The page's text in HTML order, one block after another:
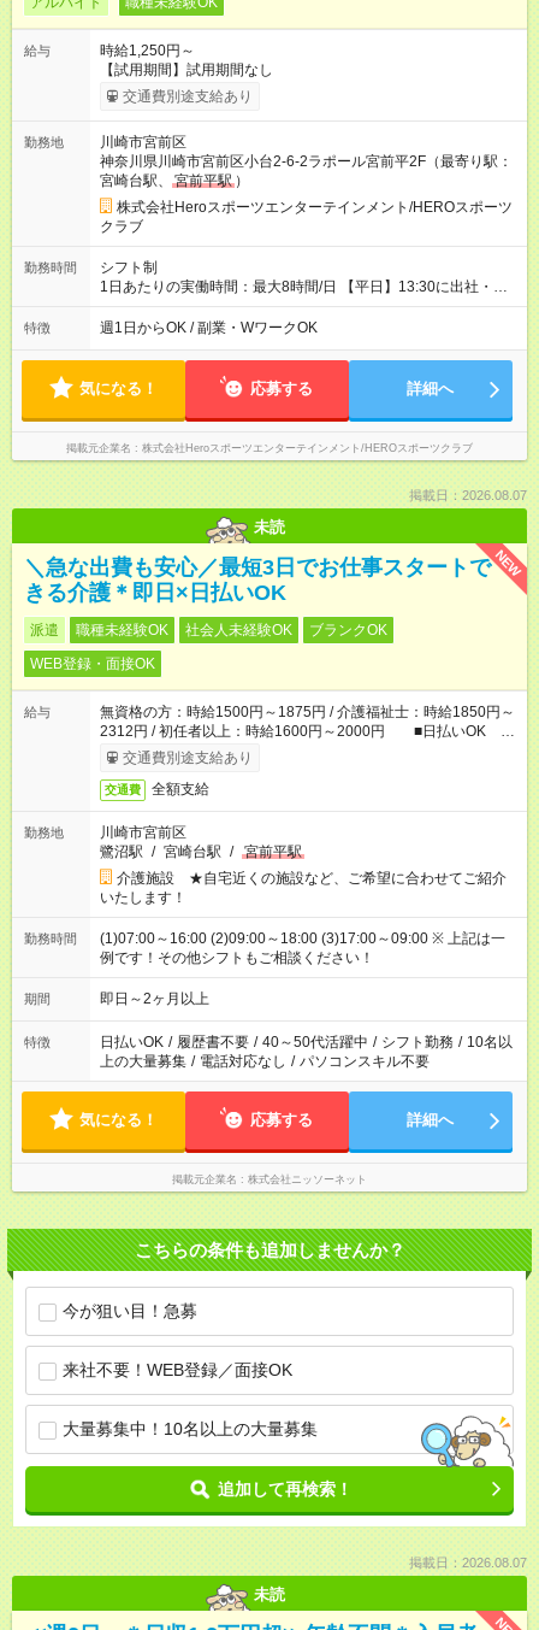
給与
時給1,250円～
【試用期間】試用期間なし
交通費別途支給あり
勤務地
川崎市宮前区
神奈川県川崎市宮前区小台2-6-2ラポール宮前平2F（最寄り駅：
宮崎台駅、
宮前平駅 ）
株式会社Heroスポーツエンターテインメント/HEROスポーツ
クラブ
勤務時間
シフト制
1日あたりの実働時間：最大8時間/日 【平日】13:30に出社・準
備 ＞ 15:00からレッスン ＞ 19:30に退勤 残業は原則なし！平日
の午前中は「自分の時間」としてゆっくり過ごせます。 満員電
特徴 週1日からOK / 副業・WワークOK
気になる！ 応募する 詳細へ
掲載元企業名 株式会社Heroスポーツエンターテインメント/HEROスポーツクラブ
掲載日：2026.08.07
未読
NEW
＼急な出費も安心／最短3日でお仕事スタートで
きる介護＊即日×日払いOK
派遣 職種未経験OK 社会人未経験OK
ブランクOK
WEB登録・面接OK
給与
無資格の方：時給1500円～1875円 / 介護福祉士：時給1850円～
2312円 / 初任者以上：時給1600円～2000円 ■日払いOK ■
日収例：1万2000円（時給1500円×8h）
交通費別途支給あり
交通費 全額支給
勤務地
川崎市宮前区
鷺沼駅 / 宮崎台駅 / 宮前平駅
介護施設 ★自宅近くの施設など、ご希望に合わせてご紹介
いたします！
勤務時間
(1)07:00～16:00 (2)09:00～18:00 (3)17:00～09:00 ※ 上記は一
例です！その他シフトもご相談ください！
期間 即日～2ヶ月以上
特徴 日払いOK / 履歴書不要 / 40～50代活躍中 / シフト勤務 / 10名以
上の大量募集 / 電話対応なし / パソコンスキル不要
気になる！ 応募する 詳細へ
掲載元企業名 株式会社ニッソーネット
こちらの条件も追加しませんか？
今が狙い目！急募
来社不要！WEB登録／面接OK
大量募集中！10名以上の大量募集
追加して再検索！
掲載日：2026.08.07
未読